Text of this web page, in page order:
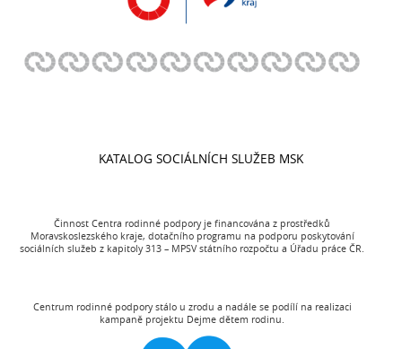
KATALOG SOCIÁLNÍCH SLUŽEB MSK
Činnost Centra rodinné podpory je financována z prostředků
Moravskoslezského kraje, dotačního programu na podporu poskytování
sociálních služeb z kapitoly 313 – MPSV státního rozpočtu a Úřadu práce ČR.
Centrum rodinné podpory stálo u zrodu a nadále se podílí na realizaci
kampaně projektu Dejme dětem rodinu.